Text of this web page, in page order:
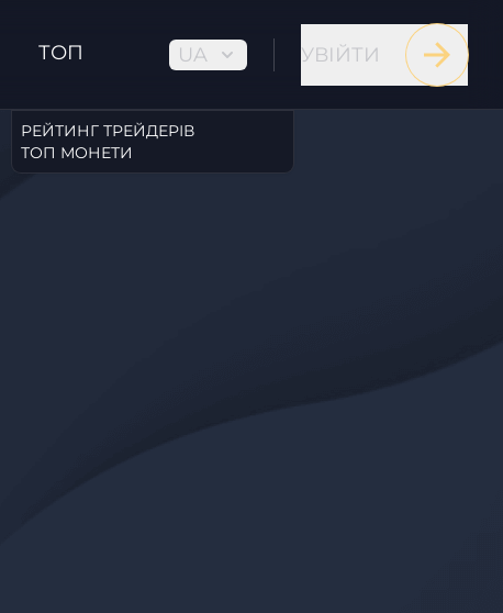
ТОП
РЕЙТИНГ ТРЕЙДЕРІВ
ТОП МОНЕТИ
UA УВІЙТИ